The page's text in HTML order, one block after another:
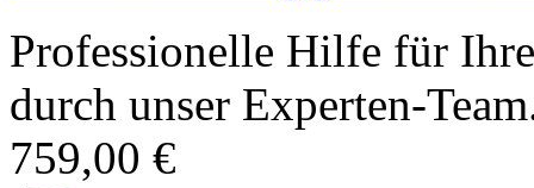
Professionelle Hilfe für
durch unser Experten-
759,00 €